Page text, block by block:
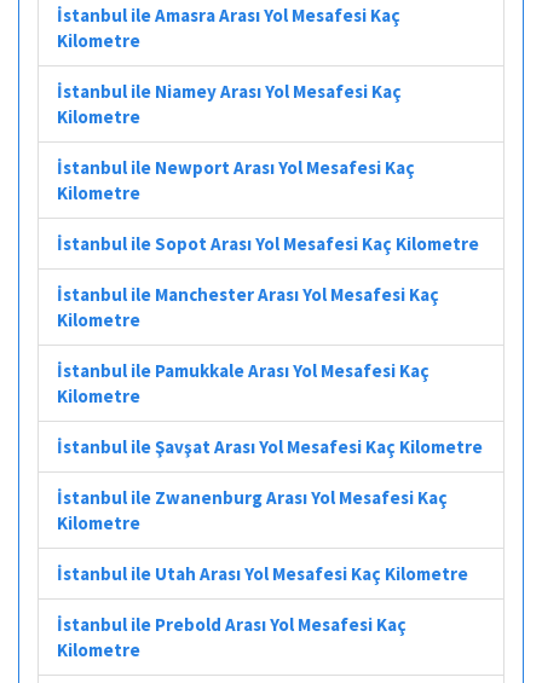
İstanbul ile Amasra Arası Yol Mesafesi Kaç
Kilometre
İstanbul ile Niamey Arası Yol Mesafesi Kaç
Kilometre
İstanbul ile Newport Arası Yol Mesafesi Kaç
Kilometre
İstanbul ile Sopot Arası Yol Mesafesi Kaç Kilometre
İstanbul ile Manchester Arası Yol Mesafesi Kaç
Kilometre
İstanbul ile Pamukkale Arası Yol Mesafesi Kaç
Kilometre
İstanbul ile Şavşat Arası Yol Mesafesi Kaç Kilometre
İstanbul ile Zwanenburg Arası Yol Mesafesi Kaç
Kilometre
İstanbul ile Utah Arası Yol Mesafesi Kaç Kilometre
İstanbul ile Prebold Arası Yol Mesafesi Kaç
Kilometre